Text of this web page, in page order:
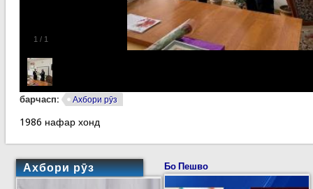
1 / 1
барчасп: Ахбори рӯз
1986 нафар хонд
Ахбори рӯз Бо Пешво